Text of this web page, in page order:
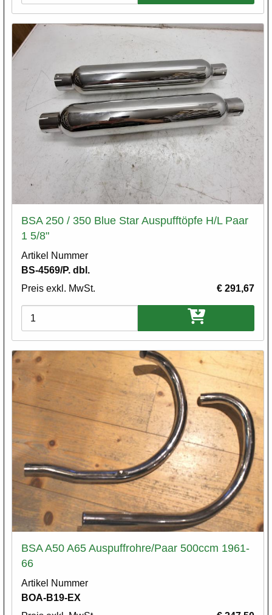
BSA 250 / 350 Blue Star Auspufftöpfe H/L Paar
1 5/8"
Artikel Nummer
BS-4569/P. dbl.
Preis exkl. MwSt.
€ 291,67
Varianten
BSA A50 A65 Auspuffrohre/Paar 500ccm 1961-
66
Artikel Nummer
BOA-B19-EX